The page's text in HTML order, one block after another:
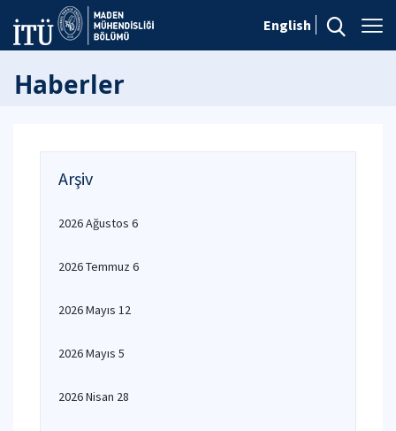
English
Haberler
Arşiv
2026 Ağustos 6
2026 Temmuz 6
2026 Mayıs 12
2026 Mayıs 5
2026 Nisan 28